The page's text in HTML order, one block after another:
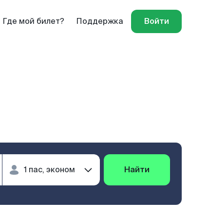
Где мой билет? Поддержка Войти
Найти